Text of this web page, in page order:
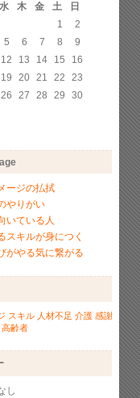
水 木 金 土
日
1
2
5 6 7 8
9
12 13 14 15
16
19 20 21 22
23
26 27 28 29
30
ージの払拭
やりがい
いている人
スキルが身につく
がやる気に繋がる
スキル 人材不足 介護 感謝
高齢者
し